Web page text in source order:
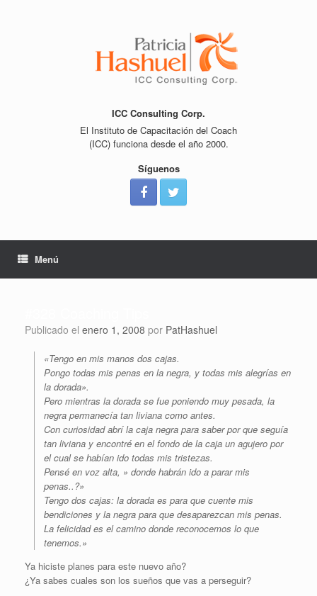
ICC Consulting Corp.
El Instituto de Capacitación del Coach
(ICC) funciona desde el año 2000.
Síguenos
Menú
Publicado el enero 1, 2008 por PatHashuel
«Tengo en mis manos dos cajas.
Pongo todas mis penas en la negra, y todas mis alegrías en
la dorada».
Pero mientras la dorada se fue poniendo muy pesada, la
negra permanecía tan liviana como antes.
Con curiosidad abrí la caja negra para saber por que seguía
tan liviana y encontré en el fondo de la caja un agujero por
el cual se habían ido todas mis tristezas.
Pensé en voz alta, » donde habrán ido a parar mis
penas..?»
Tengo dos cajas: la dorada es para que cuente mis
bendiciones y la negra para que desaparezcan mis penas.
La felicidad es el camino donde reconocemos lo que
tenemos.»
Ya hiciste planes para este nuevo año?
¿Ya sabes cuales son los sueños que vas a perseguir?